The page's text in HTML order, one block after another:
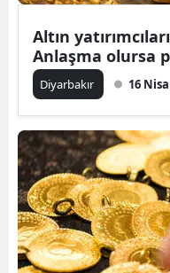
Altın
Anlaşma olursa
Diyarbakır 16